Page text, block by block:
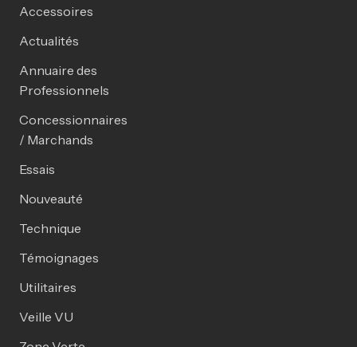
Accessoires
Actualités
Annuaire des
Professionnels
Concessionnaires
/ Marchands
Essais
Nouveauté
Technique
Témoignages
Utilitaires
Veille VU